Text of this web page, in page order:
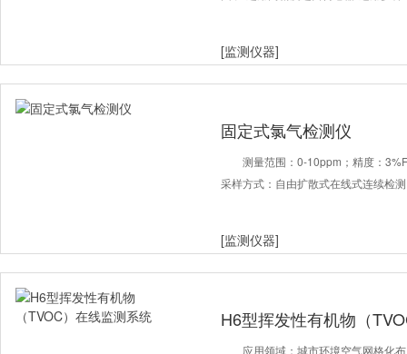
[监测仪器]
固定式氯气检测仪
测量范围：0-10ppm；精度：
采样方式：自由扩散式在线式连续检
[监测仪器]
H6型挥发性有机物（
应用领域：城市环境空气网格化